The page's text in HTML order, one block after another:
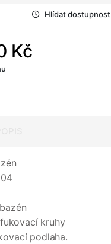
Hlídat dostupnost
Kč
kruhy
podlaha.